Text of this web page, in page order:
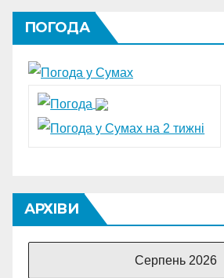
ПОГОДА
АРХІВИ
Серпень 2026